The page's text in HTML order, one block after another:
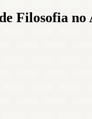
Filosofia no